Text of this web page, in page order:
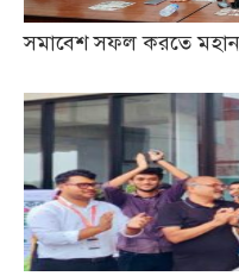
সমাবেশ সফল করতে